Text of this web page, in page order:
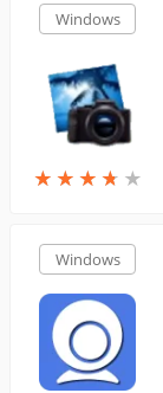
Windows
★ ★ ★ ★ ★
★ ★ ★ ★ ★
Windows